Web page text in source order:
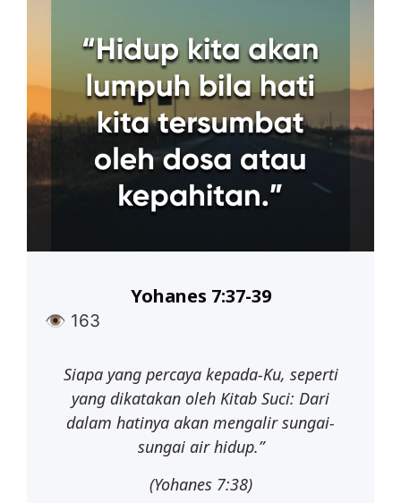
👁 163
Yohanes 7:37-39
Siapa yang percaya kepada-Ku, seperti
yang dikatakan oleh Kitab Suci: Dari
dalam hatinya akan mengalir sungai-
sungai air hidup.”
(Yohanes 7:38)